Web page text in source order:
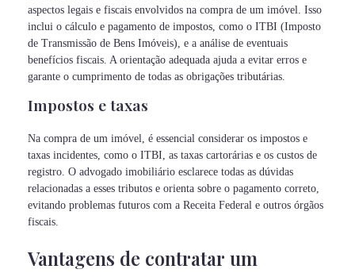
aspectos legais e fiscais envolvidos na compra de um imóvel. Isso
inclui o cálculo e pagamento de impostos, como o ITBI (Imposto
de Transmissão de Bens Imóveis), e a análise de eventuais
benefícios fiscais. A orientação adequada ajuda a evitar erros e
garante o cumprimento de todas as obrigações tributárias.
Impostos e taxas
Na compra de um imóvel, é essencial considerar os impostos e
taxas incidentes, como o ITBI, as taxas cartorárias e os custos de
registro. O advogado imobiliário esclarece todas as dúvidas
relacionadas a esses tributos e orienta sobre o pagamento correto,
evitando problemas futuros com a Receita Federal e outros órgãos
fiscais.
Vantagens de contratar um